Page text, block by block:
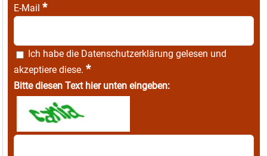
E-Mail *
Ich habe die Datenschutzerklärung gelesen und
akzeptiere diese. *
Bitte diesen Text hier unten eingeben: